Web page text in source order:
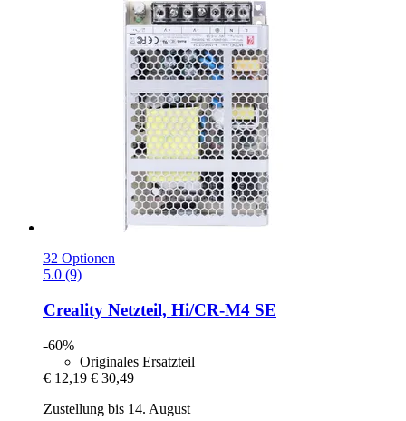
32 Optionen
5.0 (9)
Creality Netzteil, Hi/CR-​M4 SE
-60%
Originales Ersatzteil
€ 12,19 € 30,49
Zustellung bis 14. August